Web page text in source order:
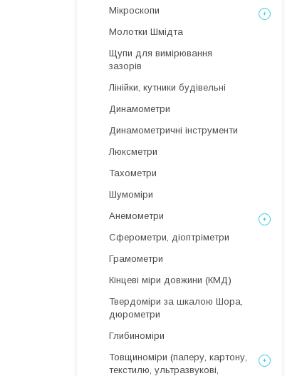
Мікроскопи
Молотки Шмідта
Щупи для вимірювання
зазорів
Лінійки, кутники будівельні
Динамометри
Динамометричні інструменти
Люксметри
Тахометри
Шумоміри
Анемометри
Сферометри, діоптріметри
Грамометри
Кінцеві міри довжини (КМД)
Твердоміри за шкалою Шора,
дюрометри
Глибиноміри
Товщиноміри (паперу, картону,
текстилю, ультразвукові,